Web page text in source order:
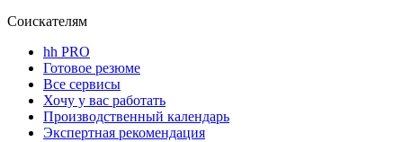
Соискателям
hh PRO
Готовое резюме
Все сервисы
Хочу у вас работать
Производственный календарь
Экспертная рекомендация